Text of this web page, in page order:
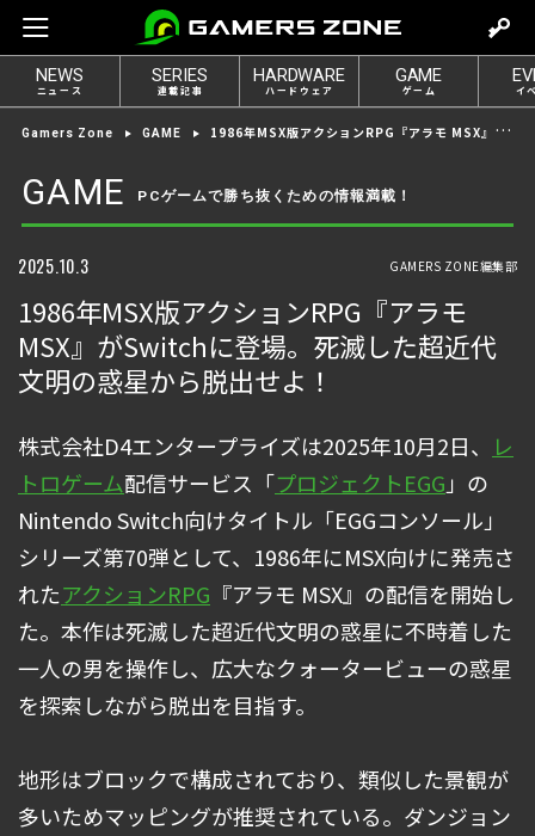
e
t
o
g
n
NEWS
ニュース
SERIES
連載記事
HARDWARE
ハードウェア
GAME
ゲーム イ
Gamers Zone GAME 1986年MSX版アクションRPG『アラモ MSX』がSwitchに登場。死滅した超近代文明の惑星から脱出せよ！
GAME PCゲームで勝ち抜くための情報満載！
2025.10.3 GAMERS ZONE編集部
1986年MSX版アクションRPG『アラモ
MSX』がSwitchに登場。死滅した超近代
文明の惑星から脱出せよ！
株式会社D4エンタープライズは2025年10月2日、
レ
トロゲーム配信サービス「プロジェクトEGG」の
Nintendo Switch向けタイトル「EGGコンソール」
シリーズ第70弾として、1986年にMSX向けに発売さ
れたアクションRPG 『アラモ MSX』の配信を開始し
た。本作は死滅した超近代文明の惑星に不時着した
一人の男を操作し、広大なクォータービューの惑星
を探索しながら脱出を目指す。
地形はブロックで構成されており、類似した景観が
多いためマッピングが推奨されている。ダンジョン